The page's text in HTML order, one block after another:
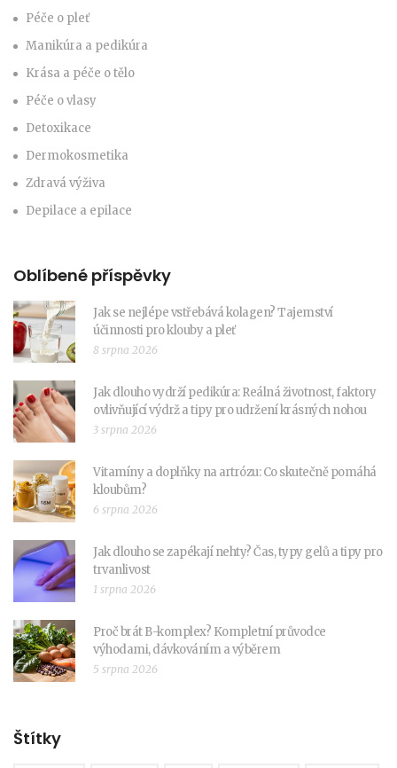
Péče o pleť
Manikúra a pedikúra
Krása a péče o tělo
Péče o vlasy
Detoxikace
Dermokosmetika
Zdravá výživa
Depilace a epilace
Oblíbené příspěvky
Jak se nejlépe vstřebává kolagen? Tajemství
účinnosti pro klouby a pleť
8 srpna 2026
Jak dlouho vydrží pedikúra: Reálná životnost, faktory
ovlivňující výdrž a tipy pro udržení krásných nohou
3 srpna 2026
Vitamíny a doplňky na artrózu: Co skutečně pomáhá
kloubům?
6 srpna 2026
Jak dlouho se zapékají nehty? Čas, typy gelů a tipy pro
trvanlivost
1 srpna 2026
Proč brát B-komplex? Kompletní průvodce
výhodami, dávkováním a výběrem
5 srpna 2026
Štítky